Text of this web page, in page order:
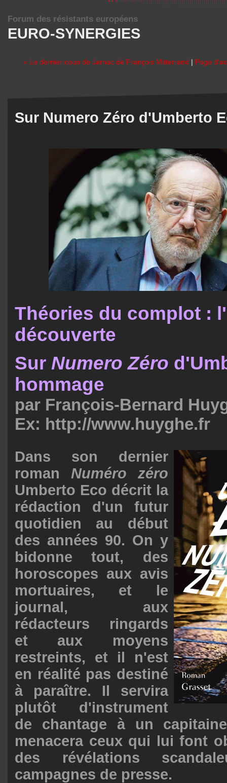
EURO-SYNERGIES
Forum des résistants européens
« Le dernier coup de Jarnac de François Mitterrand | Page
Sur Numero Zéro d'Umberto
Théories du complot :
découverte
Sur Numero Zéro
hommage
par François-Bernard
Ex: http://www.huyghe.fr
Dans son dernier
roman Numéro zéro
Umberto Eco décrit la
rédaction d'un futur
quotidien au début
des années 90. On y
bidonne tout, des
horoscopes aux avis
mortuaires, et le
journal, aux
rédacteurs ringards
et aux moyens
restreints, et il n'est
en réalité pas destiné
à paraître. Il servira
plutôt d'instrument
de chantage à un
menacera ceux qui lui font
des révélations
campagnes de presse.